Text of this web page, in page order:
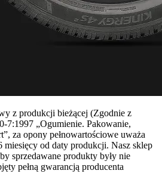
z produkcji bieżącej (Zgodnie z
7:1997 „Ogumienie. Pakowanie,
za opony pełnowartościowe uważa
miesięcy od daty produkcji. Nasz sklep
sprzedawane produkty były nie
pełną gwarancją producenta